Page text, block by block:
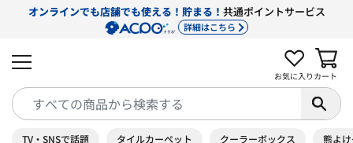
オンラインでも店舗でも使える！貯まる！ 共通ポイントサービス
詳細はこちら
お気に入り カート
TV・SNSで話題 タイルカーペット クーラーボックス 熊よ